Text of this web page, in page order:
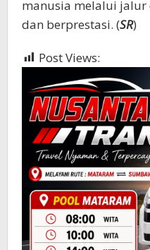
manusia melalui
dan berprestasi. (SR)
Post Views: